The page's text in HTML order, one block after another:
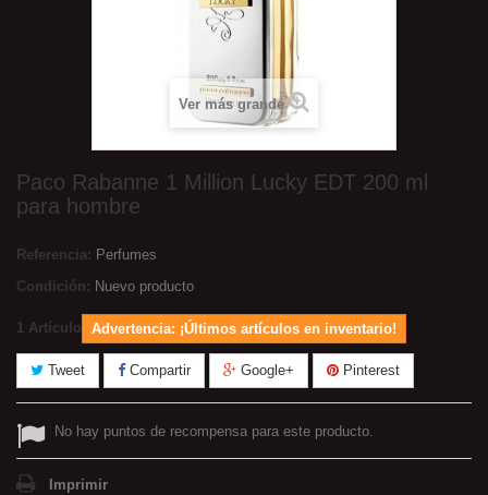
Ver más grande
Paco Rabanne 1 Million Lucky EDT 200 ml
para hombre
Referencia: Perfumes
Condición: Nuevo producto
1 Artículo Advertencia: ¡Últimos artículos en inventario!
Tweet Compartir Google+ Pinterest
No hay puntos de recompensa para este producto.
Imprimir